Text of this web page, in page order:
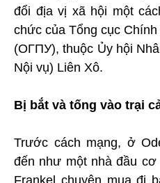
đổi địa vị xã hội một
chức của Tổng cục
(ОГПУ), thuộc Ủy hội
Nội vụ) Liên Xô.
Bị bắt và tống vào trại
Trước cách mạng, ở
đến như một nhà đầu
Frankel chuyên mua đi